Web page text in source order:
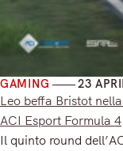
GAMING 23
Leo beffa Bristot
ACI Esport Formula 4
Il quinto round